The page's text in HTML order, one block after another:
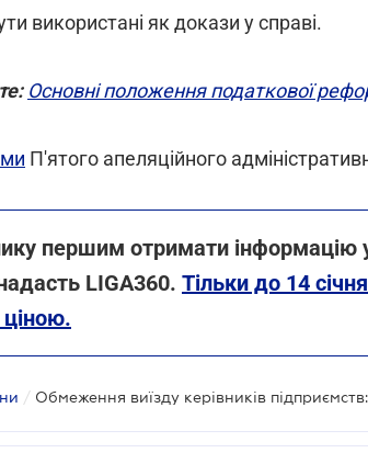
використані як докази у справі.
Основні положення податкової
П'ятого апеляційного
першим отримати інформацію
LIGA360. Тільки до 14
/